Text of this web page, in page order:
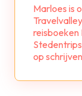
Marloes is
reisboeken
op